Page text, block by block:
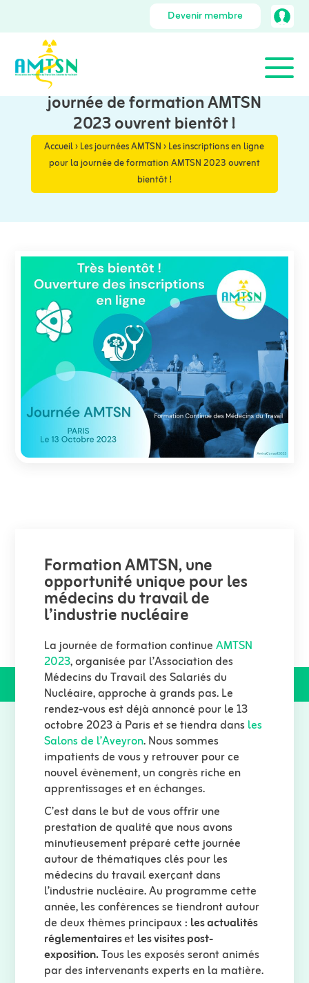
Devenir membre
Les inscriptions en ligne pour la
journée de formation AMTSN
2023 ouvrent bientôt !
Accueil›Les journées AMTSN›Les inscriptions en ligne
pour la journée de formation AMTSN 2023 ouvrent
bientôt !
Formation AMTSN, une
opportunité unique pour les
médecins du travail de
l’industrie nucléaire
La journée de formation continueAMTSN
2023, organisée par l’Association des
Médecins du Travail des Salariés du
Nucléaire, approche à grands pas. Le
rendez-vous est déjà annoncé pour le 13
octobre 2023 à Paris et se tiendra dansles
Salons de l’Aveyron. Nous sommes
impatients de vous y retrouver pour ce
nouvel évènement, un congrès riche en
apprentissages et en échanges.
C’est dans le but de vous offrir une
prestation de qualité que nous avons
minutieusement préparé cette journée
autour de thématiques clés pour les
médecins du travail exerçant dans
l’industrie nucléaire. Au programme cette
année, les conférences se tiendront autour
de deux thèmes principaux : les actualités
réglementairesetles visites post-
exposition.Tous les exposés seront animés
par des intervenants experts en la matière.